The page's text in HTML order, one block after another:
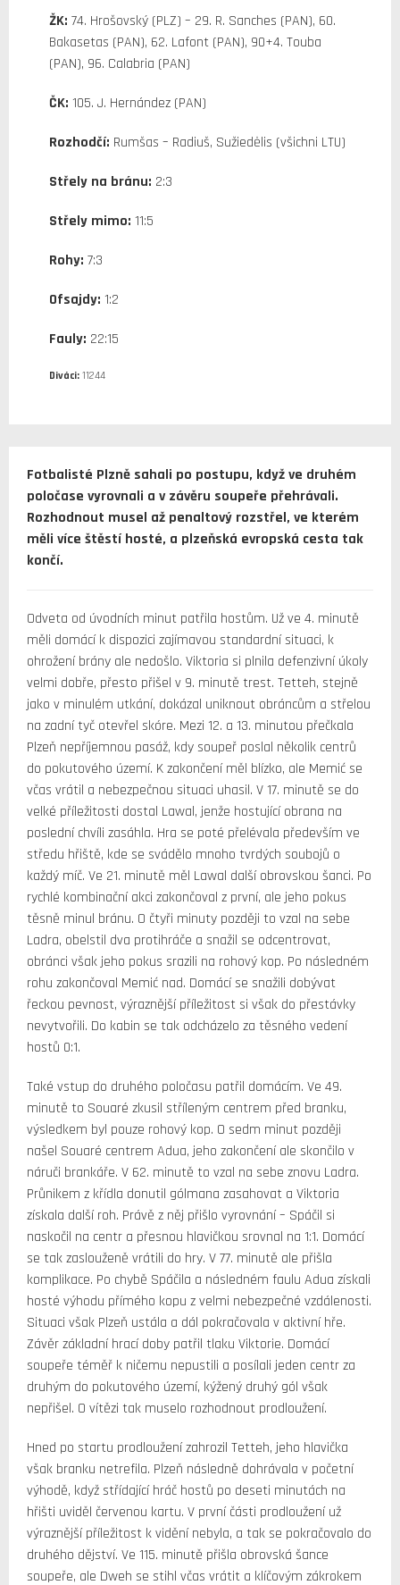
ŽK: 74. Hrošovský (PLZ) – 29. R. Sanches (PAN), 60.
Bakasetas (PAN), 62. Lafont (PAN), 90+4. Touba
(PAN), 96. Calabria (PAN)
ČK: 105. J. Hernández (PAN)
Rozhodčí: Rumšas – Radiuš, Sužiedėlis (všichni LTU)
Střely na bránu: 2:3
Střely mimo: 11:5
Rohy: 7:3
Ofsajdy: 1:2
Fauly: 22:15
Diváci: 11244
Fotbalisté Plzně sahali po postupu, když ve druhém
poločase vyrovnali a v závěru soupeře přehrávali.
Rozhodnout musel až penaltový rozstřel, ve kterém
měli více štěstí hosté, a plzeňská evropská cesta tak
končí.
Odveta od úvodních minut patřila hostům. Už ve 4. minutě
měli domácí k dispozici zajímavou standardní situaci, k
ohrožení brány ale nedošlo. Viktoria si plnila defenzivní úkoly
velmi dobře, přesto přišel v 9. minutě trest. Tetteh, stejně
jako v minulém utkání, dokázal uniknout obráncům a střelou
na zadní tyč otevřel skóre. Mezi 12. a 13. minutou přečkala
Plzeň nepříjemnou pasáž, kdy soupeř poslal několik centrů
do pokutového území. K zakončení měl blízko, ale Memić se
včas vrátil a nebezpečnou situaci uhasil. V 17. minutě se do
velké příležitosti dostal Lawal, jenže hostující obrana na
poslední chvíli zasáhla. Hra se poté přelévala především ve
středu hřiště, kde se svádělo mnoho tvrdých soubojů o
každý míč. Ve 21. minutě měl Lawal další obrovskou šanci. Po
rychlé kombinační akci zakončoval z první, ale jeho pokus
těsně minul bránu. O čtyři minuty později to vzal na sebe
Ladra, obelstil dva protihráče a snažil se odcentrovat,
obránci však jeho pokus srazili na rohový kop. Po následném
rohu zakončoval Memić nad. Domácí se snažili dobývat
řeckou pevnost, výraznější příležitost si však do přestávky
nevytvořili. Do kabin se tak odcházelo za těsného vedení
hostů 0:1.
Také vstup do druhého poločasu patřil domácím. Ve 49.
minutě to Souaré zkusil stříleným centrem před branku,
výsledkem byl pouze rohový kop. O sedm minut později
našel Souaré centrem Adua, jeho zakončení ale skončilo v
náruči brankáře. V 62. minutě to vzal na sebe znovu Ladra.
Průnikem z křídla donutil gólmana zasahovat a Viktoria
získala další roh. Právě z něj přišlo vyrovnání – Spáčil si
naskočil na centr a přesnou hlavičkou srovnal na 1:1. Domácí
se tak zaslouženě vrátili do hry. V 77. minutě ale přišla
komplikace. Po chybě Spáčila a následném faulu Adua získali
hosté výhodu přímého kopu z velmi nebezpečné vzdálenosti.
Situaci však Plzeň ustála a dál pokračovala v aktivní hře.
Závěr základní hrací doby patřil tlaku Viktorie. Domácí
soupeře téměř k ničemu nepustili a posílali jeden centr za
druhým do pokutového území, kýžený druhý gól však
nepřišel. O vítězi tak muselo rozhodnout prodloužení.
Hned po startu prodloužení zahrozil Tetteh, jeho hlavička
však branku netrefila. Plzeň následně dohrávala v početní
výhodě, když střídající hráč hostů po deseti minutách na
hřišti uviděl červenou kartu. V první části prodloužení už
výraznější příležitost k vidění nebyla, a tak se pokračovalo do
druhého dějství. Ve 115. minutě přišla obrovská šance
soupeře, ale Dweh se stihl včas vrátit a klíčovým zákrokem